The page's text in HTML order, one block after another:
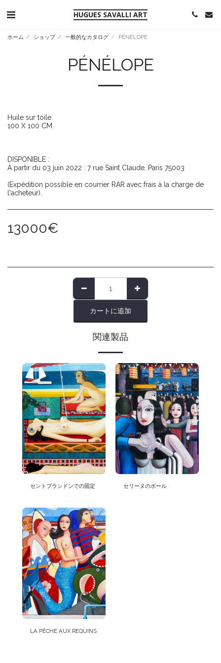
HUGUES SAVALLI ART
ホーム ショップ 一般的なカタログ PÉNÉLOPE
PÉNÉLOPE
Huile sur toile
100 X 100 CM
DISPONIBLE :
À partir du 03 juin 2022 : 7 rue Saint Claude, Paris 75003
(Expédition possible en courrier RAR avec frais à la charge de
l'acheteur).
13000€
カートに追加
関連製品
セントブランドンでの固定 セリーヌのボール
LA PÊCHE AUX REQUINS